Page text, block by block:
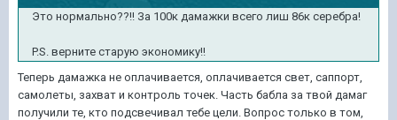
Это нормально??!! За 100к дамажки всего лиш 86к серебра!
P.S. верните старую экономику!!
Теперь дамажка не оплачивается, оплачивается свет, саппорт,
самолеты, захват и контроль точек. Часть бабла за твой дамаг
получили те, кто подсвечивал тебе цели. Вопрос только в том,